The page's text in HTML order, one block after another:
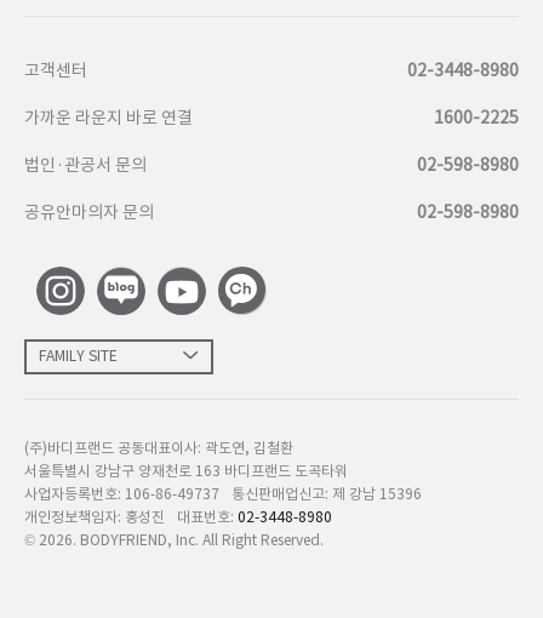
고객센터 02-3448-8980
가까운 라운지 바로 연결 1600-2225
법인·관공서 문의 02-598-8980
공유안마의자 문의 02-598-8980
FAMILY SITE
(주)바디프랜드 공동대표이사: 곽도연, 김철환
서울특별시 강남구 양재천로 163 바디프랜드 도곡타워
사업자등록번호: 106-86-49737
통신판매업신고: 제 강남 15396
개인정보책임자: 홍성진
대표번호: 02-3448-8980
© 2026. BODYFRIEND, Inc. All Right Reserved.